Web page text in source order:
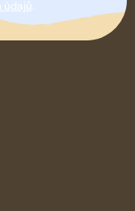
údajů.